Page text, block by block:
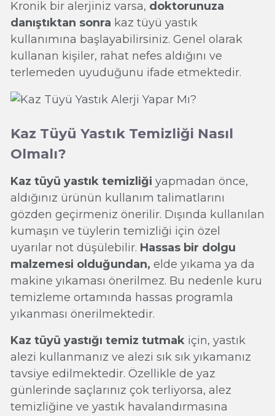
Kronik bir alerjiniz varsa, doktorunuza
danıştıktan sonra kaz tüyü yastık
kullanımına başlayabilirsiniz. Genel olarak
kullanan kişiler, rahat nefes aldığını ve
terlemeden uyuduğunu ifade etmektedir.
Kaz Tüyü Yastık Temizliği Nasıl
Olmalı?
Kaz tüyü yastık temizliği yapmadan önce,
aldığınız ürünün kullanım talimatlarını
gözden geçirmeniz önerilir. Dışında kullanılan
kumaşın ve tüylerin temizliği için özel
uyarılar not düşülebilir. Hassas bir dolgu
malzemesi olduğundan, elde yıkama ya da
makine yıkaması önerilmez. Bu nedenle kuru
temizleme ortamında hassas programla
yıkanması önerilmektedir.
Kaz tüyü yastığı temiz tutmak için, yastık
alezi kullanmanız ve alezi sık sık yıkamanız
tavsiye edilmektedir. Özellikle de yaz
günlerinde saçlarınız çok terliyorsa, alez
temizliğine ve yastık havalandırmasına